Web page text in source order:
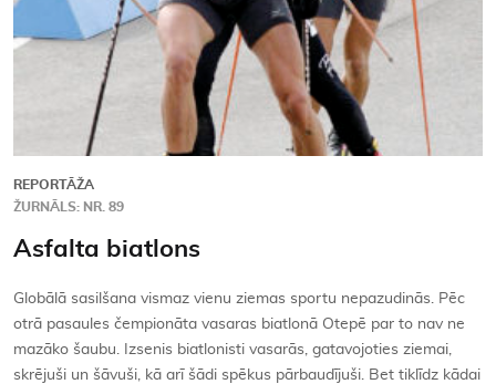
REPORTĀŽA
ŽURNĀLS: NR. 89
Asfalta biatlons
Globālā sasilšana vismaz vienu ziemas sportu nepazudinās. Pēc
otrā pasaules čempionāta vasaras biatlonā Otepē par to nav ne
mazāko šaubu. Izsenis biatlonisti vasarās, gatavojoties ziemai,
skrējuši un šāvuši, kā arī šādi spēkus pārbaudījuši. Bet tiklīdz kādai